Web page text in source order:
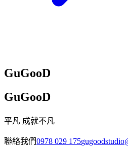
GuGooD
GuGooD
平凡 成就不凡
聯絡我們0978 029 175